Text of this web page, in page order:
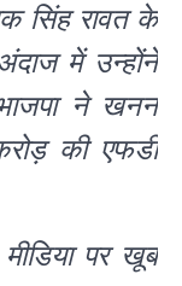
सिंह रावत के
में उन्होंने
ने खनन
की एफडी
पर खूब